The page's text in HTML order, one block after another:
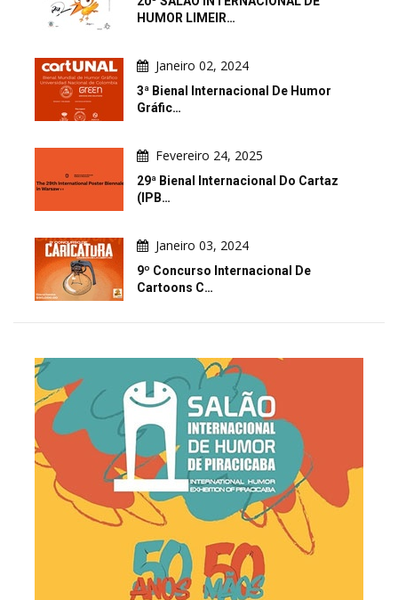
HUMOR LIMEIR…
Janeiro 02, 2024
3ª Bienal Internacional De Humor
Gráfic…
Fevereiro 24, 2025
29ª Bienal Internacional Do Cartaz
(IPB…
Janeiro 03, 2024
9º Concurso Internacional De
Cartoons C…